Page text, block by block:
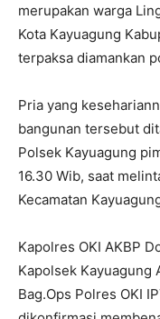
merupakan warga
Kota Kayuagung
terpaksa diamankan
Pria yang
bangunan tersebut
Polsek Kayuagung
16.30 Wib, saat
Kecamatan
Kapolres OKI AKBP
Kapolsek Kayuagung
Bag.Ops Polres OKI